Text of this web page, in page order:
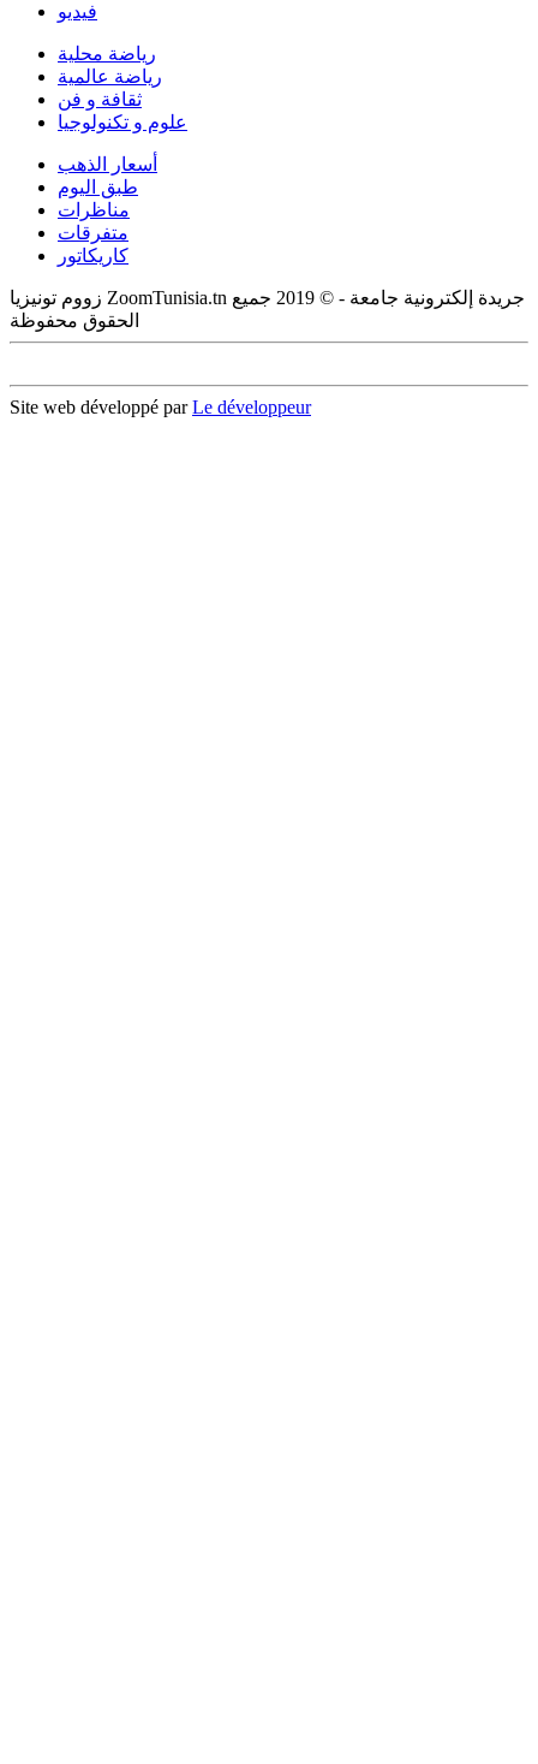
فيديو
رياضة محلية
رياضة عالمية
ثقافة و فن
علوم و تكنولوجيا
أسعار الذهب
طبق اليوم
مناظرات
متفرقات
كاريكاتور
زووم تونيزيا ZoomTunisia.tn جريدة إلكترونية جامعة - © 2019 جميع
الحقوق محفوظة
Site web développé parLe développeur